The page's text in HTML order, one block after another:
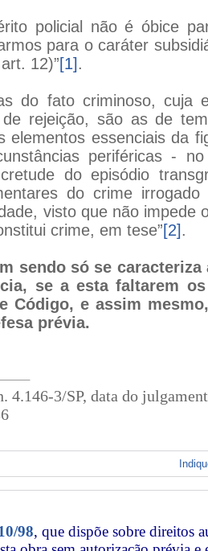
policial não é óbice
para o caráter
12)”[1].
do fato criminoso, cuja
rejeição, são as de
elementos essenciais da
periféricas -
do episódio
do crime
visto que não impede
crime, em tese”[2].
sendo só se
se a esta faltarem
Código, e assim
prévia.
4.146-3/SP, data do
98, que dispõe sobre direitos